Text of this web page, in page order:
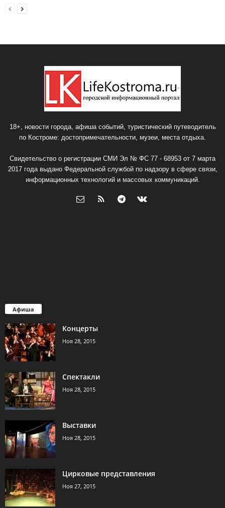
18+, новости города, афиша событий, туристический путеводитель
по Костроме: достопримечательности, музеи, места отдыха.
Свидетельство о регистрации СМИ Эл № ФС 77 - 68953 от 7 марта
2017 года выдано Федеральной службой по надзору в сфере связи,
информационных технологий и массовых коммуникаций.
Афиша
Концерты
Ноя 28, 2015
Спектакли
Ноя 28, 2015
Выставки
Ноя 28, 2015
Цирковые представления
Ноя 27, 2015